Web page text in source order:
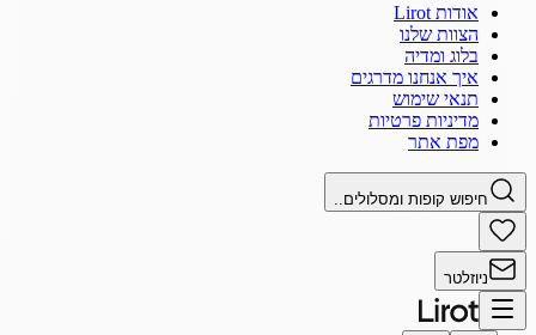
אודות Lirot
הצוות שלנו
בלוג ומדיה
איך אנחנו מדרגים
תנאי שימוש
מדיניות פרטיות
מפת אתר
חיפוש קופות ומסלולים..
ניוזלטר